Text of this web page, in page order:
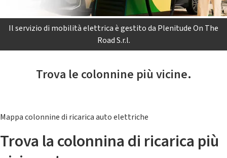
Il servizio di mobilità elettrica è gestito da Plenitude On The
Road S.r.l.
Trova le colonnine più vicine.
Mappa colonnine di ricarica auto elettriche
Trova la colonnina di ricarica più